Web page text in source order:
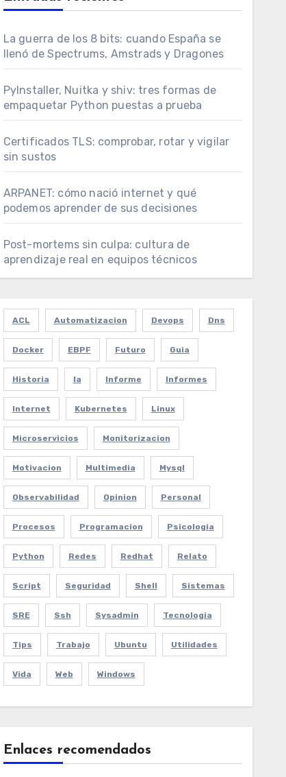
La guerra de los 8 bits: cuando España se
llenó de Spectrums, Amstrads y Dragones
PyInstaller, Nuitka y shiv: tres formas de
empaquetar Python puestas a prueba
Certificados TLS: comprobar, rotar y vigilar
sin sustos
ARPANET: cómo nació internet y qué
podemos aprender de sus decisiones
Post-mortems sin culpa: cultura de
aprendizaje real en equipos técnicos
ACL Automatizacion Devops Dns
Docker EBPF Futuro Guia
Historia Ia Informe Informes
Internet Kubernetes Linux
Microservicios Monitorizacion
Motivacion Multimedia Mysql
Observabilidad Opinion Personal
Procesos Programacion Psicologia
Python Redes Redhat Relato
Script Seguridad Shell Sistemas
SRE Ssh Sysadmin Tecnologia
Tips Trabajo Ubuntu Utilidades
Vida Web Windows
Enlaces recomendados